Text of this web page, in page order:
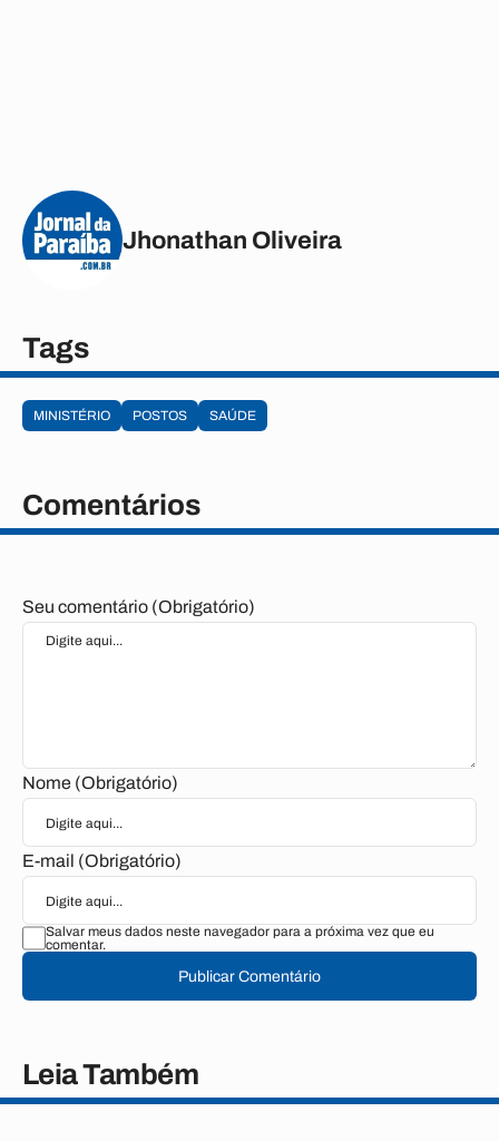
Jhonathan Oliveira
Tags
MINISTÉRIO POSTOS SAÚDE
Comentários
Seu comentário (Obrigatório)
Nome (Obrigatório)
E-mail (Obrigatório)
Salvar meus dados neste navegador para a próxima vez que eu
comentar.
Publicar Comentário
Leia Também